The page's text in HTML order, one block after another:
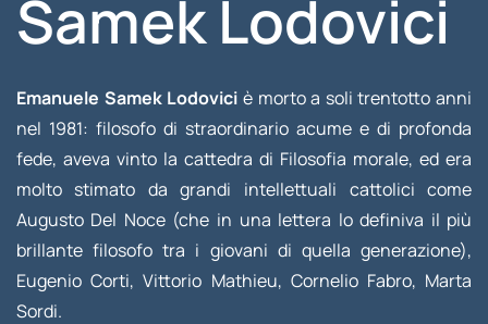
Samek Lodovici
Emanuele Samek Lodovici è morto a soli trentotto anni
nel 1981: filosofo di straordinario acume e di profonda
fede, aveva vinto la cattedra di Filosofia morale, ed era
molto stimato da grandi intellettuali cattolici come
Augusto Del Noce (che in una lettera lo definiva il più
brillante filosofo tra i giovani di quella generazione),
Eugenio Corti, Vittorio Mathieu, Cornelio Fabro, Marta
Sordi.